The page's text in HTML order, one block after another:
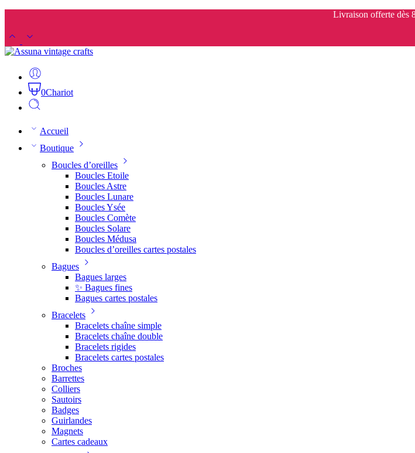
Livraison offerte dès
0Chariot
Accueil
Boutique
Boucles d’oreilles
Boucles Etoile
Boucles Astre
Boucles Lunare
Boucles Ysée
Boucles Comète
Boucles Solare
Boucles Médusa
Boucles d’oreilles cartes postales
Bagues
Bagues larges
✨ Bagues fines
Bagues cartes postales
Bracelets
Bracelets chaîne simple
Bracelets chaîne double
Bracelets rigides
Bracelets cartes postales
Broches
Barrettes
Colliers
Sautoirs
Badges
Guirlandes
Magnets
Cartes cadeaux